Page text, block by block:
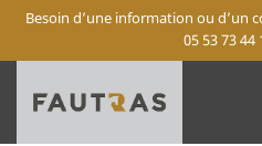
Besoin d’une information ou d’un
05 53 73 44